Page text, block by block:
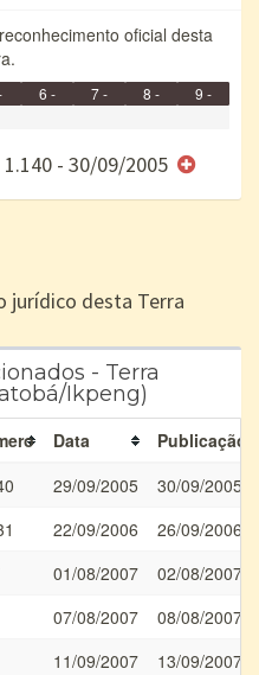
oficial desta
6 -
e/ou
7 -
8 -
9 -
- 30/09/2005
jurídico desta Terra
- Terra
Ikpeng)
Data
Publicação
29/09/2005
30/09/2005
22/09/2006
26/09/2006
01/08/2007
02/08/2007
07/08/2007
08/08/2007
11/09/2007
13/09/2007